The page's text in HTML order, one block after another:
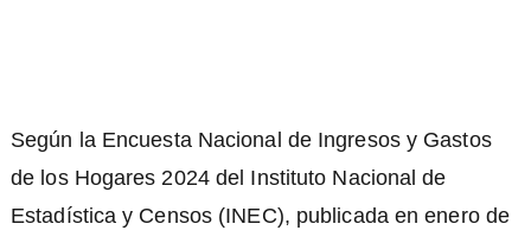
Según la Encuesta Nacional de Ingresos y Gastos
de los Hogares 2024 del Instituto Nacional de
Estadística y Censos (INEC), publicada en enero de